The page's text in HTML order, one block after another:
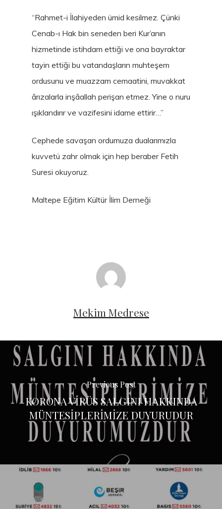
“Rahmet-i İlahiyeden ümid kesilmez. Çünki
Cenab-ı Hak bin seneden beri Kur’anın
hizmetinde istihdam ettiği ve ona bayraktar
tayin ettiği bu vatandaşların muhteşem
ordusunu ve muazzam cemaatini, muvakkat
ârızalarla inşâallah perişan etmez. Yine o nuru
ışıklandırır ve vazifesini idame ettirir…”
Cephede savaşan ordumuza dualarımızla
kuvvetü zahr olmak için hep beraber Fetih
Suresi okuyoruz.
Maltepe Eğitim Kültür İlim Derneği
Mekim Medrese
Previous Post
KORONA VİRÜS SALGINI HAKKINDA
MÜNTESİPLERİMİZE DUYURUDUR